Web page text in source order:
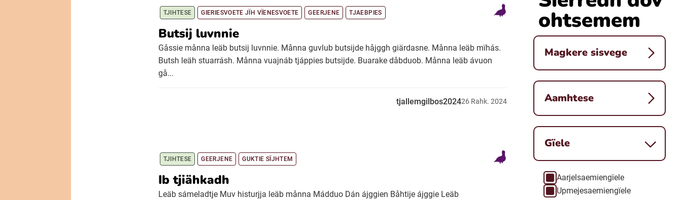
ohtsemem
Magkere sisvege
Aamhtese
Gïele
GïeleÅarjelsaemiengïele
Upmejesaemiengïele
TJIHTESE GIERIESVOETE JÏH VÏENESVOETE GEERJENE TJAEBPIES
Butsij luvnnie
Gåssie månna leäb butsij luvnnie. Månna guvlub butsijde håjggh giärdasne. Månna leäb mïhás.
Butsh leäh stuarrásh. Månna vuajnáb tjáppies butsijde. Buarake dåbduob. Månna leäb ávuon
gå...
tjallemgilbos202426 Rahk. 2024
TJIHTESE GEERJENE GUKTIE SÏJHTEM
Ib tjiähkadh
Leäb sámeladtje Muv histurjja leäb månna Mádduo Dán ájggien Båhtije ájggie Leäb